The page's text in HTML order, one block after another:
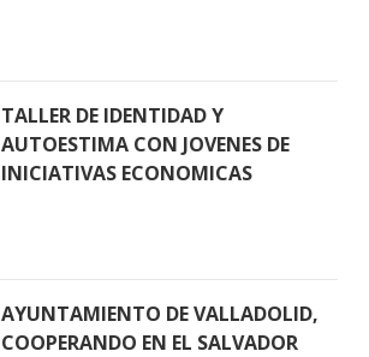
TALLER DE IDENTIDAD Y
AUTOESTIMA CON JOVENES DE
INICIATIVAS ECONOMICAS
AYUNTAMIENTO DE VALLADOLID,
COOPERANDO EN EL SALVADOR